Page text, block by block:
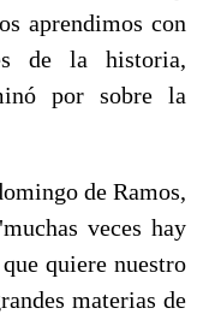
aprendimos con
de la historia,
por sobre la
de Ramos,
veces hay
quiere nuestro
materias de